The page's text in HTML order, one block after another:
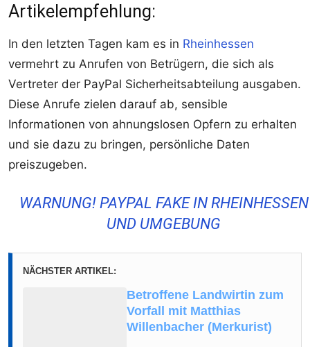
Artikelempfehlung:
In den letzten Tagen kam es in Rheinhessen
vermehrt zu Anrufen von Betrügern, die sich als
Vertreter der PayPal Sicherheitsabteilung ausgaben.
Diese Anrufe zielen darauf ab, sensible
Informationen von ahnungslosen Opfern zu erhalten
und sie dazu zu bringen, persönliche Daten
preiszugeben.
WARNUNG! PAYPAL FAKE IN RHEINHESSEN
UND UMGEBUNG
NÄCHSTER ARTIKEL:
Betroffene Landwirtin zum
Vorfall mit Matthias
Willenbacher (Merkurist)